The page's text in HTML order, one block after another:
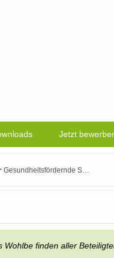
Jetzt
Gesundheitsfördernde Schule
Wohlbe finden aller